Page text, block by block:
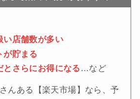
い店舗数が多い
が貯まる
とさらにお得になる …など
んある【楽天市場】なら、予